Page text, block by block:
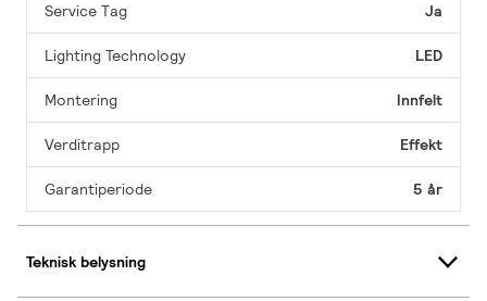
Service Tag Ja
Lighting Technology LED
Montering Innfelt
Verditrapp Effekt
Garantiperiode 5 år
Teknisk belysning